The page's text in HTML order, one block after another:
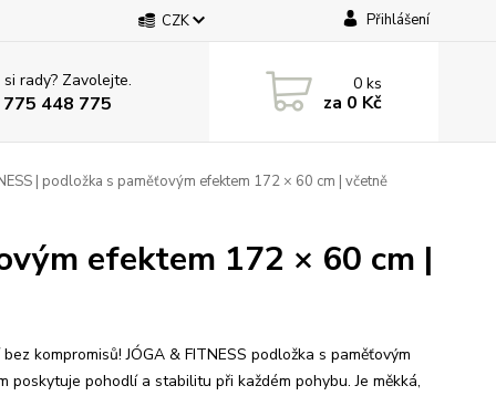
CZK Přihlášení
rady? Zavolejte.
448 775
0ks
za 0 Kč
| podložka s paměťovým efektem 172 × 60 cm | včetně
efektem 172 × 60 cm |
bez kompromisů! JÓGA & FITNESS podložka s paměťovým
poskytuje pohodlí a stabilitu při každém pohybu. Je měkká,